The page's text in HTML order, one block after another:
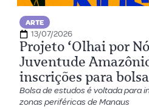
ARTE
13/07/2026
Projeto ‘Olhai por
Juventude
inscrições para
Bolsa de estudos é voltada para
zonas periféricas de Manaus